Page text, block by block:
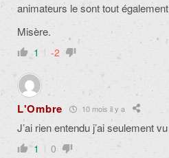
animateurs le sont tout
Misère.
1 -2
L'Ombre 10 mois il y a
J’ai rien entendu j’ai seulement
1 0